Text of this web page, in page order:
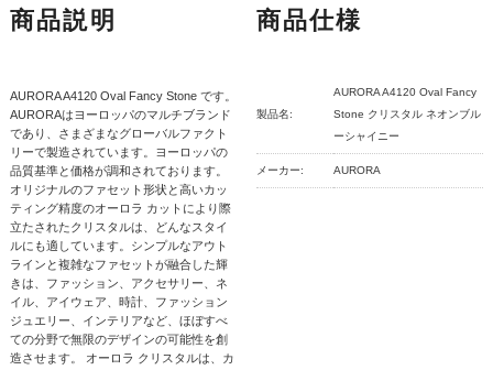
商品説明
AURORA A4120 Oval Fancy Stone です。
AURORAはヨーロッパのマルチブランド
であり、さまざまなグローバルファクト
リーで製造されています。ヨーロッパの
品質基準と価格が調和されております。
オリジナルのファセット形状と高いカッ
ティング精度のオーロラ カットにより際
立たされたクリスタルは、どんなスタイ
ルにも適しています。シンプルなアウト
ラインと複雑なファセットが融合した輝
きは、ファッション、アクセサリー、ネ
イル、アイウェア、時計、ファッション
ジュエリー、インテリアなど、ほぼすべ
ての分野で無限のデザインの可能性を創
造させます。 オーロラ クリスタルは、カ
商品仕様
製品名:
AURORA A4120 Oval Fancy
Stone クリスタル ネオンブル
ーシャイニー
メーカー: AURORA